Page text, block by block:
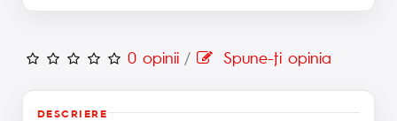
0 opinii / Spune-ţi opinia
DESCRIERE